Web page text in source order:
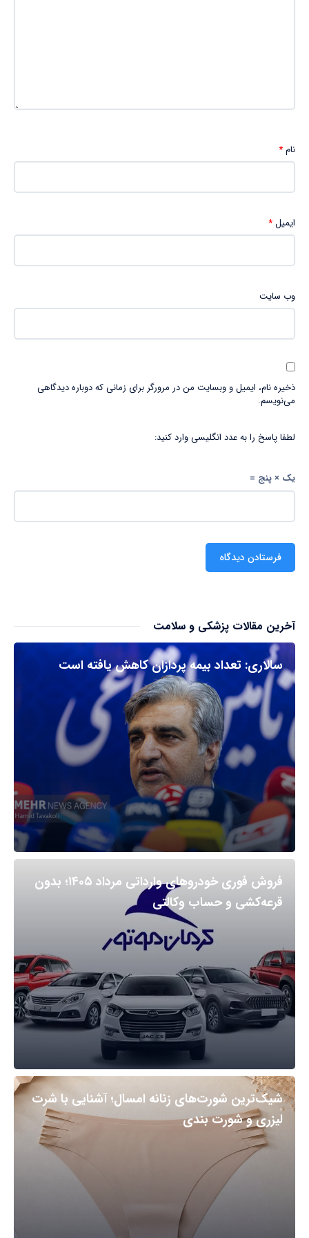
نام*
ایمیل*
وب‌ سایت
ذخیره نام، ایمیل و وبسایت من در مرورگر برای زمانی که دوباره دیدگاهی
می‌نویسم.
لطفا پاسخ را به عدد انگلیسی وارد کنید:
یک × پنج =
آخرین مقالات پزشکی و سلامت
سالاری: تعداد بیمه پردازان کاهش یافته است
فروش فوری خودروهای وارداتی مرداد ۱۴۰۵؛ بدون
قرعه‌کشی و حساب وکالتی
شیک‌ترین شورت‌های زنانه امسال؛ آشنایی با شرت
لیزری و شورت بندی